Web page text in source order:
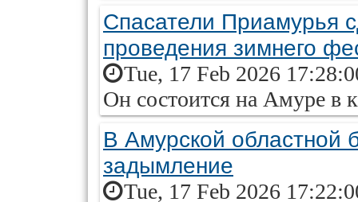
Спасатели Приамурья
проведения зимнего
Tue, 17 Feb 2026
Он состоится на Амуре в
В Амурской областной
задымление
Tue, 17 Feb 2026